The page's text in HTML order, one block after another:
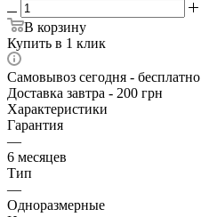
В корзину
Купить в 1 клик
Самовывоз сегодня - бесплатно
Доставка завтра - 200 грн
Характеристики
Гарантия
—
6 месяцев
Тип
—
Одноразмерные